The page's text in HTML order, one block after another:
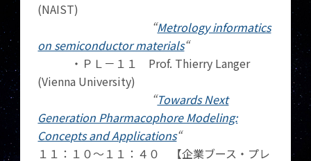
(NAIST)
“Metrology informatics
on semiconductor materials“
・ＰＬ－１１ Prof. Thierry Langer
(Vienna University)
“Towards Next
Generation Pharmacophore Modeling:
Concepts and Applications“
１１：１０～１１：４０ 【企業ブース・プレ